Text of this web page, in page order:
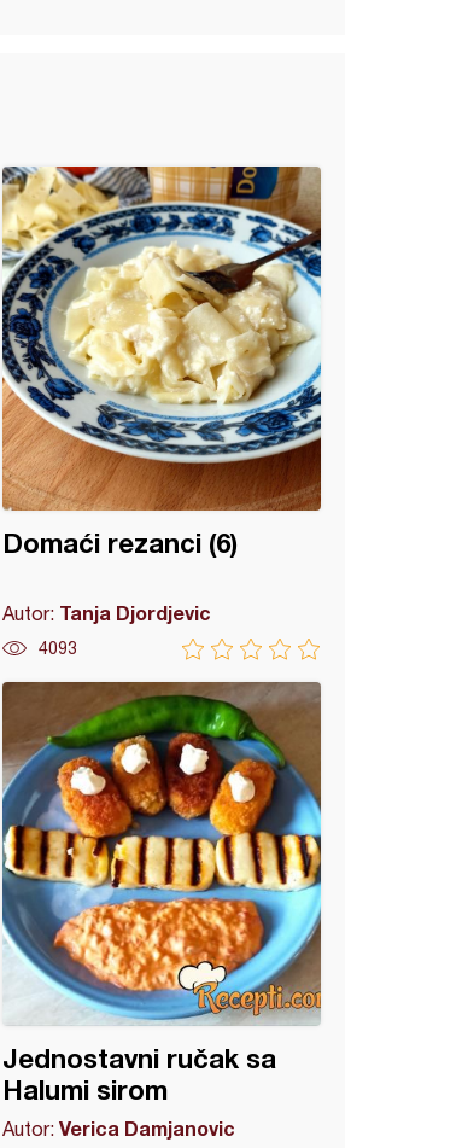
Domaći rezanci (6)
Autor: Tanja Djordjevic
4093
Jednostavni ručak sa
Halumi sirom
Autor:Verica Damjanovic